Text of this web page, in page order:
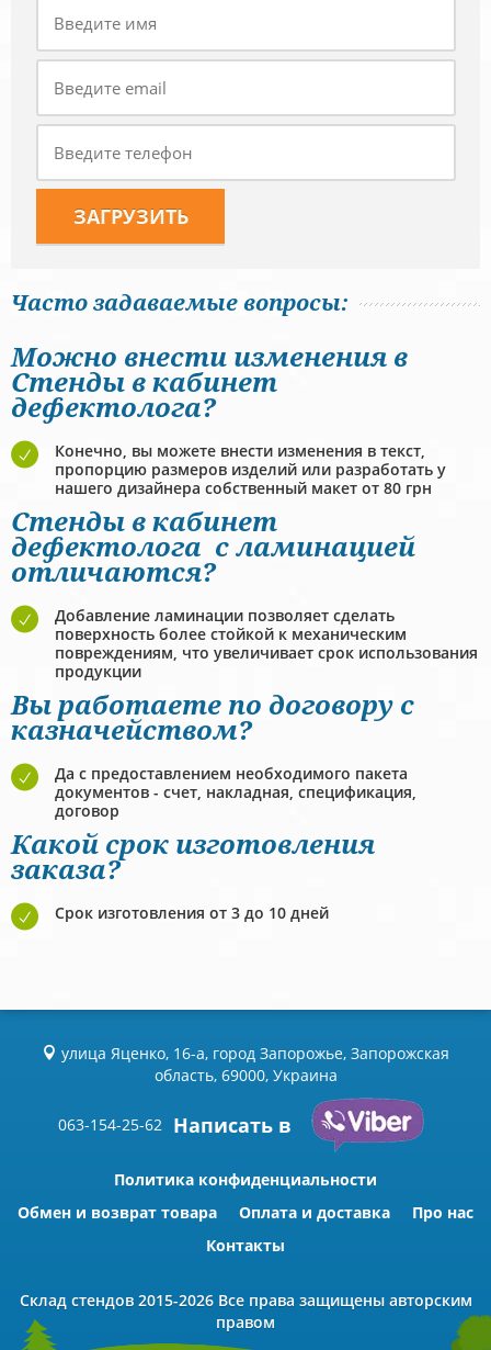
Часто задаваемые вопросы:
Можно внести изменения в
Стенды в кабинет
дефектолога?
Конечно, вы можете внести изменения в текст,
пропорцию размеров изделий или разработать у
нашего дизайнера собственный макет от 80 грн
Стенды в кабинет
дефектолога с ламинацией
отличаются?
Добавление ламинации позволяет сделать
поверхность более стойкой к механическим
повреждениям, что увеличивает срок использования
продукции
Вы работаете по договору с
казначейством?
Да с предоставлением необходимого пакета
документов - счет, накладная, спецификация,
договор
Какой срок изготовления
заказа?
Срок изготовления от 3 до 10 дней
улица Яценко, 16-а, город Запорожье, Запорожская
область, 69000, Украина
063-154-25-62 Написать в
Политика конфиденциальности
Обмен и возврат товара
Оплата и доставка
Про нас
Контакты
Склад стендов2015-2026 Всe права защищены авторским
правом